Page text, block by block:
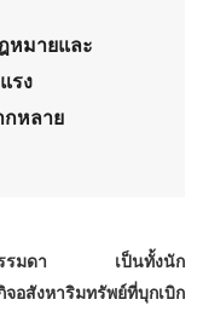
หมายและ
รง
หลาย
ม่ธรรมดา เป็นทั้งนัก
อสังหาริมทรัพย์ที่บุกเบิก